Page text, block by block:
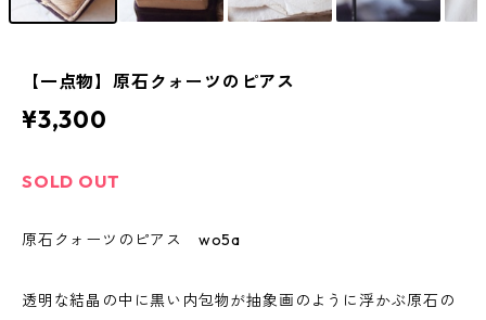
【一点物】原石クォーツのピアス
¥3,300
SOLD OUT
原石クォーツのピアス wo5a
透明な結晶の中に黒い内包物が抽象画のように浮かぶ原石の